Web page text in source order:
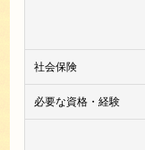
社会保険
必要な資格・経験